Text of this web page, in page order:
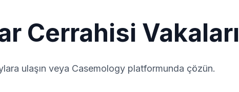
Cerrahisi Vakaları
ulaşın veya Casemology platformunda çözün.